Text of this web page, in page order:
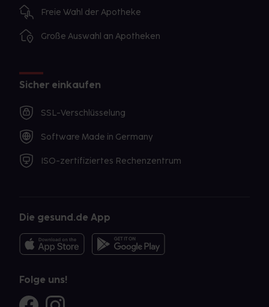
Freie Wahl der Apotheke
Große Auswahl an Apotheken
Sicher einkaufen
SSL-Verschlüsselung
Software Made in Germany
ISO-zertifiziertes Rechenzentrum
Die gesund.de App
Folge uns!